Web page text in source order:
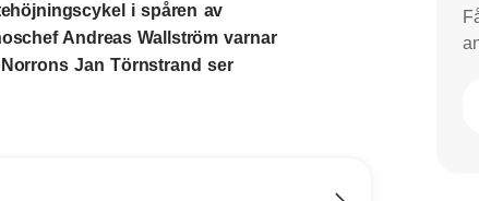
i spåren av
Andreas Wallström varnar
Jan Törnstrand ser